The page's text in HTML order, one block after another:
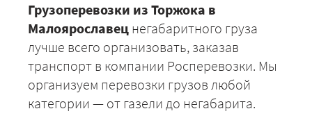
Грузоперевозки из Торжока в
Малоярославец негабаритного груза
лучше всего организовать, заказав
транспорт в компании Росперевозки. Мы
организуем перевозки грузов любой
категории — от газели до негабарита.